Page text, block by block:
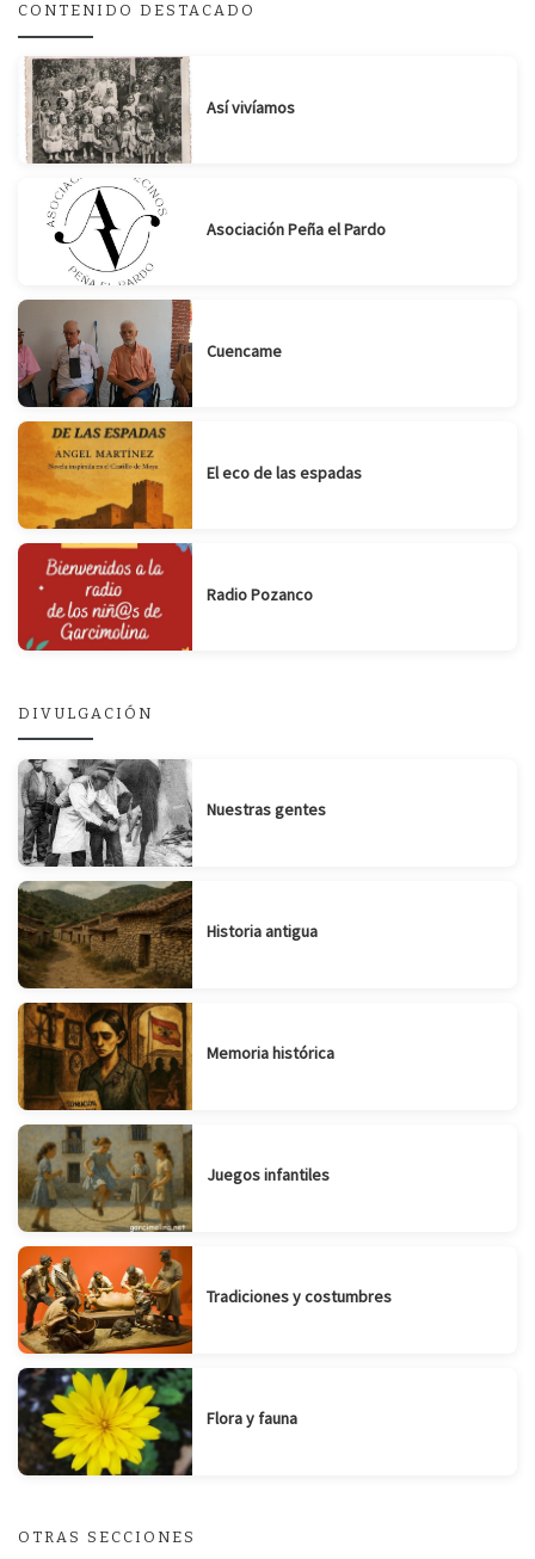
CONTENIDO DESTACADO
Así vivíamos
Asociación Peña el Pardo
Cuencame
El eco de las espadas
Radio Pozanco
DIVULGACIÓN
Nuestras gentes
Historia antigua
Memoria histórica
Juegos infantiles
Tradiciones y costumbres
Flora y fauna
OTRAS SECCIONES